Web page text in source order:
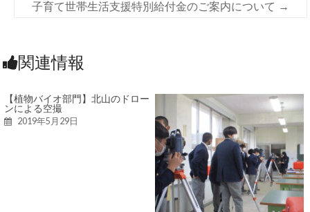
子育て世帯生活支援特別給付金のご案内について →
関連情報
【植物バイオ部門】北山のドロー
ンによる空撮
2019年5月29日